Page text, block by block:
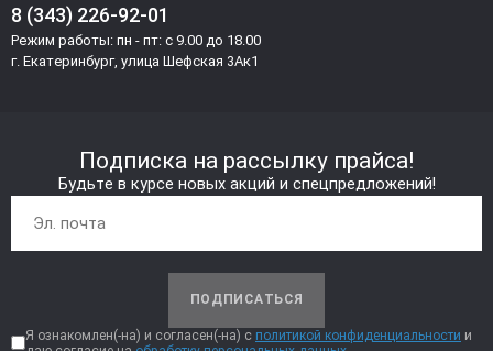
8 (343) 226-92-01
Режим работы: пн - пт: с 9.00 до 18.00
г. Екатеринбург, улица Шефская 3Ак1
Подписка на рассылку прайса!
Будьте в курсе новых акций и спецпредложений!
ПОДПИСАТЬСЯ
Я ознакомлен(-на) и согласен(-на) с политикой конфиденциальности и